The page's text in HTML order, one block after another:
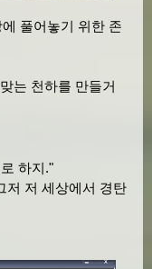
풀어놓기 위한 존
천하를 만들거
하지."
저 세상에서 경탄